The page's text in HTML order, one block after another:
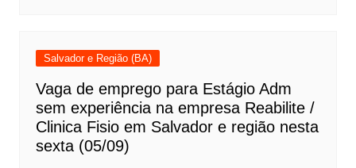
Salvador e Região (BA)
Vaga de emprego para Estágio Adm
sem experiência na empresa Reabilite /
Clinica Fisio em Salvador e região nesta
sexta (05/09)